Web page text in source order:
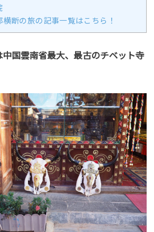
横断の旅の記事一覧はこちら！
中国雲南省最大、最古のチベット寺